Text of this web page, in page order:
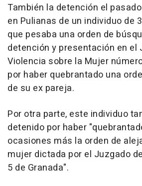
También la detención el
en Pulianas de un individuo de
que pesaba una orden de
detención y presentación en el
Violencia sobre la Mujer
por haber quebrantado una
de su ex pareja.
Por otra parte, este individuo
detenido por haber
ocasiones más la orden de
mujer dictada por el Juzgado
5 de Granada".